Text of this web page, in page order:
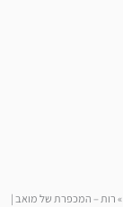
»רות – המכפרת של מואב |